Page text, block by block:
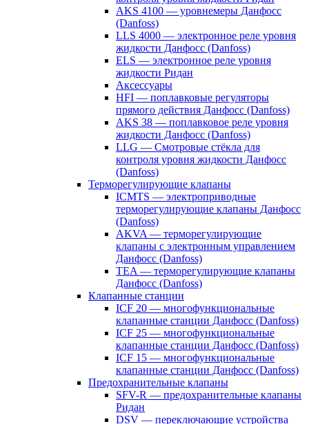
AKS 4100 — уровнемеры Данфосс
(Danfoss)
LLS 4000 — электронное реле уровня
жидкости Данфосс (Danfoss)
ELS — электронное реле уровня
жидкости Ридан
Аксессуары
HFI — поплавковые регуляторы
прямого действия Данфосс (Danfoss)
AKS 38 — поплавковое реле уровня
жидкости Данфосс (Danfoss)
LLG — Смотровые стёкла для
контроля уровня жидкости Данфосс
(Danfoss)
Терморегулирующие клапаны
ICMTS — электроприводные
терморегулирующие клапаны Данфосс
(Danfoss)
AKVA — терморегулирующие
клапаны с электронным управлением
Данфосс (Danfoss)
TEA — терморегулирующие клапаны
Данфосс (Danfoss)
Клапанные станции
ICF 20 — многофункциональные
клапанные станции Данфосс (Danfoss)
ICF 25 — многофункциональные
клапанные станции Данфосс (Danfoss)
ICF 15 — многофункциональные
клапанные станции Данфосс (Danfoss)
Предохранительные клапаны
SFV-R — предохранительные клапаны
Ридан
DSV — переключающие устройства